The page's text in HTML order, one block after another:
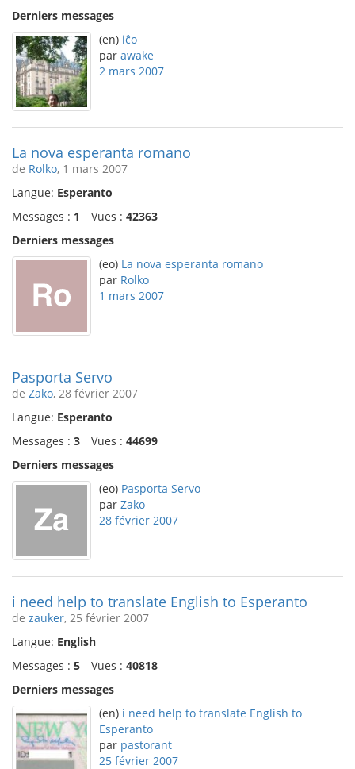
Derniers messages
(en) iĉo
par awake
2 mars 2007
La nova esperanta romano
de Rolko, 1 mars 2007
Langue: Esperanto
Messages : 1 Vues : 42363
Derniers messages
(eo) La nova esperanta romano
par Rolko
1 mars 2007
Pasporta Servo
de Zako, 28 février 2007
Langue: Esperanto
Messages : 3 Vues : 44699
Derniers messages
(eo) Pasporta Servo
par Zako
28 février 2007
i need help to translate English to Esperanto
de zauker, 25 février 2007
Langue: English
Messages : 5 Vues : 40818
Derniers messages
(en) i need help to translate English to
Esperanto
par pastorant
25 février 2007